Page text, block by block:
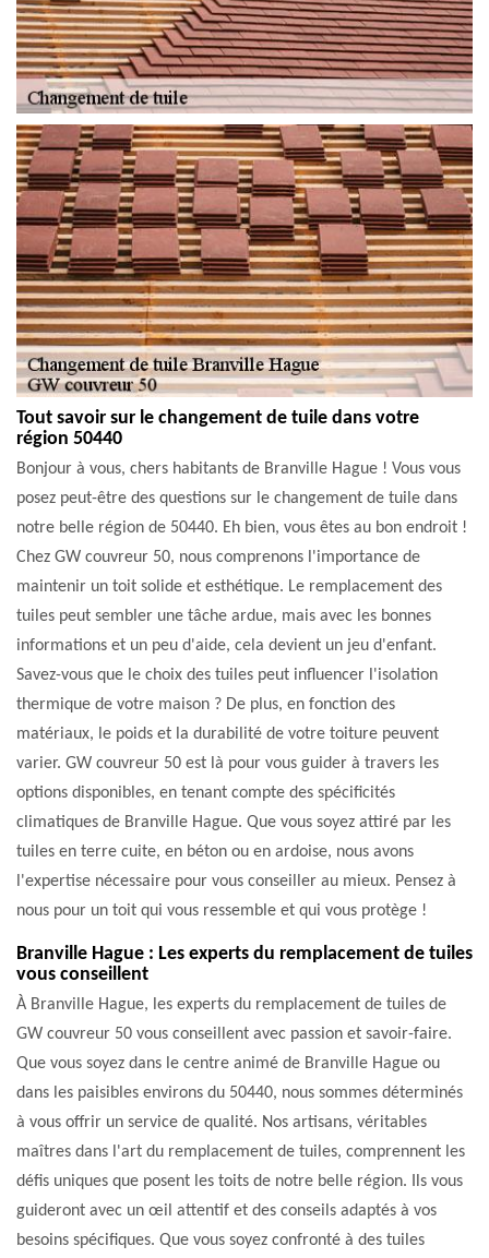
Tout savoir sur le changement de tuile dans votre
région 50440
Bonjour à vous, chers habitants de Branville Hague ! Vous vous
posez peut-être des questions sur le changement de tuile dans
notre belle région de 50440. Eh bien, vous êtes au bon endroit !
Chez GW couvreur 50, nous comprenons l'importance de
maintenir un toit solide et esthétique. Le remplacement des
tuiles peut sembler une tâche ardue, mais avec les bonnes
informations et un peu d'aide, cela devient un jeu d'enfant.
Savez-vous que le choix des tuiles peut influencer l'isolation
thermique de votre maison ? De plus, en fonction des
matériaux, le poids et la durabilité de votre toiture peuvent
varier. GW couvreur 50 est là pour vous guider à travers les
options disponibles, en tenant compte des spécificités
climatiques de Branville Hague. Que vous soyez attiré par les
tuiles en terre cuite, en béton ou en ardoise, nous avons
l'expertise nécessaire pour vous conseiller au mieux. Pensez à
nous pour un toit qui vous ressemble et qui vous protège !
Branville Hague : Les experts du remplacement de tuiles
vous conseillent
À Branville Hague, les experts du remplacement de tuiles de
GW couvreur 50 vous conseillent avec passion et savoir-faire.
Que vous soyez dans le centre animé de Branville Hague ou
dans les paisibles environs du 50440, nous sommes déterminés
à vous offrir un service de qualité. Nos artisans, véritables
maîtres dans l'art du remplacement de tuiles, comprennent les
défis uniques que posent les toits de notre belle région. Ils vous
guideront avec un œil attentif et des conseils adaptés à vos
besoins spécifiques. Que vous soyez confronté à des tuiles